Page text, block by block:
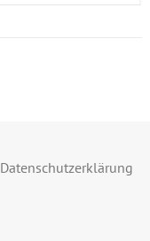
Datenschutzerklärung